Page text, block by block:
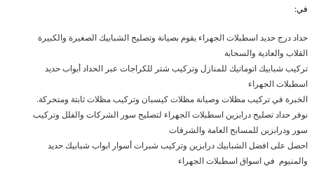
في:
حداد درج حديد اسطبلات الجهراء يقوم بصيانة وتصليح الشبابيك الصغيرة والكبيرة
القلاب والعادية والسحابة
تركيب شبابيك اتوماتيك للمنازل وتركيب شتر للكراجات عبر الحداد أبواب حديد
اسطبلات الجهراء
الخبرة في تركيب مظلات وصيانة مظلات كيسبان وتركيب مظلات ثابتة ومتحركة.
نوفر حداد تصليح درابزين اسطبلات الجهراء لتصليح سور الشركات والفلل وتركيب
سور ودرابزين للمسابح العامة والشرفات
احصل على افضل الشبابيك درابزين وتركيب شبرات أسوار ابواب شبابيك حديد
والمنيوم في اسواق اسطبلات الجهراء